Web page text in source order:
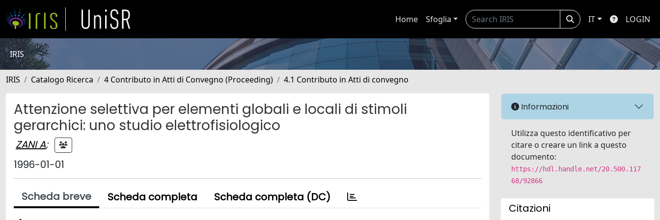
Home Sfoglia IT LOGIN
IRIS
IRIS Catalogo Ricerca 4 Contributo in Atti di Convegno (Proceeding) 4.1 Contributo in Atti di convegno
Attenzione selettiva per elementi globali e locali di stimoli
gerarchici: uno studio elettrofisiologico
ZANI A;
1996-01-01
Scheda breve Scheda completa Scheda completa (DC)
Informazioni
Utilizza questo identificativo per
citare o creare un link a questo
documento:
https://hdl.handle.net/20.500.117
68/92866
Citazioni